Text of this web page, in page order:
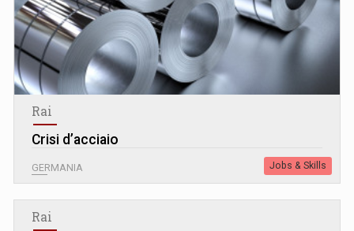
Rai
Crisi d’acciaio
GERMANIA Jobs & Skills
Rai